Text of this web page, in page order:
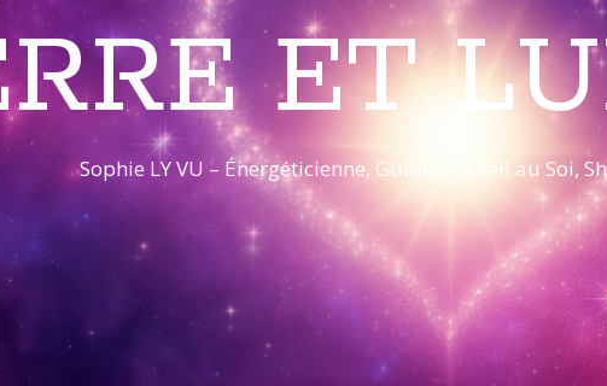
ET
Sophie LY VU – Énergéticienne, Guide à l'Éveil au Soi,